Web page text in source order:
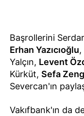
Başrollerini
Erhan Yazıcıoğlu,
Yalçın, Levent
Kürküt, Sefa
Severcan'ın
Vakıfbank'ın da